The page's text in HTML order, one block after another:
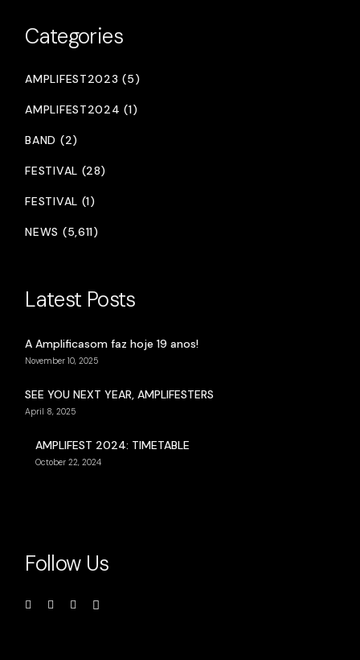
Categories
AMPLIFEST2023 (5)
AMPLIFEST2024 (1)
BAND (2)
FESTIVAL (28)
FESTIVAL (1)
NEWS (5,611)
Latest Posts
A Amplificasom faz hoje 19 anos!
November 10, 2025
SEE YOU NEXT YEAR, AMPLIFESTERS
April 8, 2025
AMPLIFEST 2024: TIMETABLE
October 22, 2024
Follow Us